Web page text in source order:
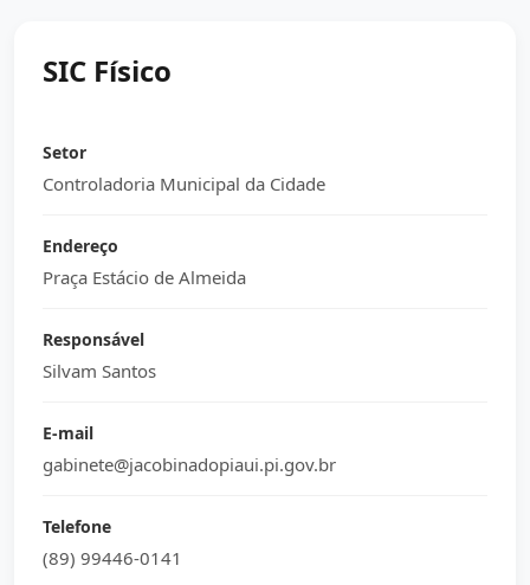
SIC Físico
Setor
Controladoria Municipal da Cidade
Endereço
Praça Estácio de Almeida
Responsável
Silvam Santos
E-mail
gabinete@jacobinadopiaui.pi.gov.br
Telefone
(89) 99446-0141